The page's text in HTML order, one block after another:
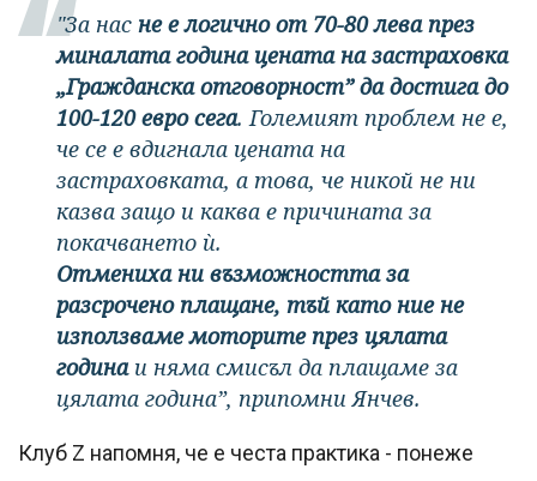
"За нас не е логично от 70-80 лева през
миналата година цената на застраховка
„Гражданска отговорност” да достига до
100-120 евро сега. Големият проблем не е,
че се е вдигнала цената на
застраховката, а това, че никой не ни
казва защо и каква е причината за
покачването ѝ.
Отмениха ни възможността за
разсрочено плащане, тъй като ние не
използваме моторите през цялата
годинаи няма смисъл да плащаме за
цялата година”, припомни Янчев.
Клуб Z напомня, че е честа практика - понеже